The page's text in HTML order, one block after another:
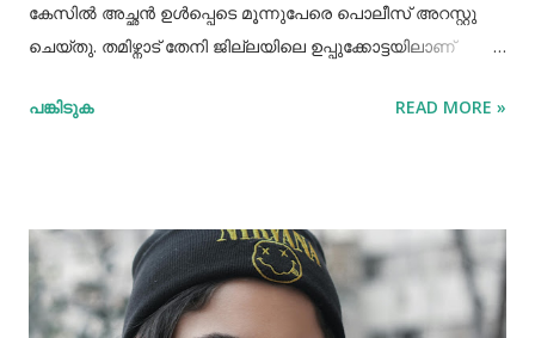
കേസില്‍ അച്ഛൻ ഉള്‍പ്പെടെ മൂന്നുപേരെ പൊലീസ് അറസ്റ്റു
ചെയ്തു. തമിഴ്നാട് തേനി ജില്ലയിലെ ഉപ്പുക്കോട്ടയിലാണ്
സ്വദേശികളായ ദമ്ബതികളുമാണ് അറസ്റ്റിലായത്. തേനി
സമയവും മദ്യലഹരിയിലും. തന്‍റെ കുഞ്ഞിനെ ഒരു ലക്ഷം
രൂപക്ക് വില്‍പ്പന നടത്തിയതായി അച്ഛൻ
മദ്യലഹരിയിലിരിക്കെ സമീപവാസികളിലൊരാളോട് പറഞ്ഞു.
പങ്കിടുക READ MORE »